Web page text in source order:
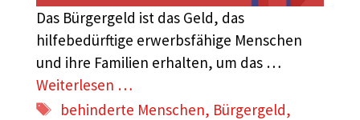
Das Bürgergeld ist das Geld, das
hilfebedürftige erwerbsfähige Menschen
und ihre Familien erhalten, um das …
Weiterlesen …
Schlagwörter
behinderte Menschen, Bürgergeld,